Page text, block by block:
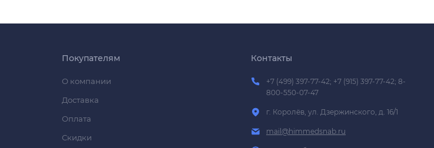
Покупателям
О компании
Доставка
Оплата
Скидки
Контакты
+7 (499) 397-77-42; +7 (915) 397-77-42; 8-
800-550-07-47
г. Королёв, ул. Дзержинского, д. 16/1
mail@himmedsnab.ru